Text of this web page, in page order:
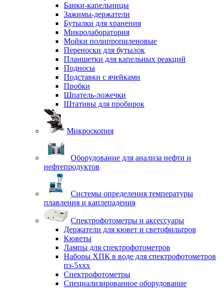
Банки-капельницы
Зажимы-держатели
Бутылки для хранения
Микролаборатория
Мойки полипропиленовые
Переноски для бутылок
Планшетки для капельных реакций
Подносы
Подставки с ячейками
Пробки
Шпатель-ложечки
Штативы для пробирок
Микроскопия
Оборудование для анализа нефти и
нефтепродуктов
Системы определения температуры
плавления и каплепадения
Спектрофотометры и аксессуары
Держатели для кювет и светофильтров
Кюветы
Лампы для спектрофотометров
Наборы ХПК в воде для спектрофотометров
пэ-5ххх
Спектрофотометры
Специализированное оборудование